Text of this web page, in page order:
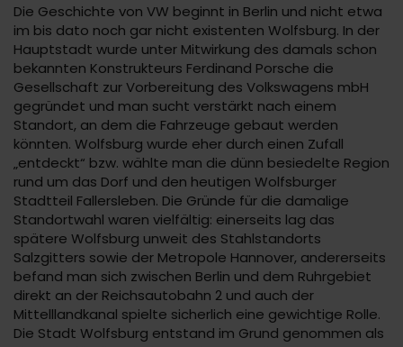
Die Geschichte von VW beginnt in Berlin und nicht etwa
im bis dato noch gar nicht existenten Wolfsburg. In der
Hauptstadt wurde unter Mitwirkung des damals schon
bekannten Konstrukteurs Ferdinand Porsche die
Gesellschaft zur Vorbereitung des Volkswagens mbH
gegründet und man sucht verstärkt nach einem
Standort, an dem die Fahrzeuge gebaut werden
könnten. Wolfsburg wurde eher durch einen Zufall
„entdeckt“ bzw. wählte man die dünn besiedelte Region
rund um das Dorf und den heutigen Wolfsburger
Stadtteil Fallersleben. Die Gründe für die damalige
Standortwahl waren vielfältig: einerseits lag das
spätere Wolfsburg unweit des Stahlstandorts
Salzgitters sowie der Metropole Hannover, andererseits
befand man sich zwischen Berlin und dem Ruhrgebiet
direkt an der Reichsautobahn 2 und auch der
Mittelllandkanal spielte sicherlich eine gewichtige Rolle.
Die Stadt Wolfsburg entstand im Grund genommen als